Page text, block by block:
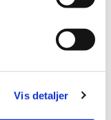
Vis detaljer